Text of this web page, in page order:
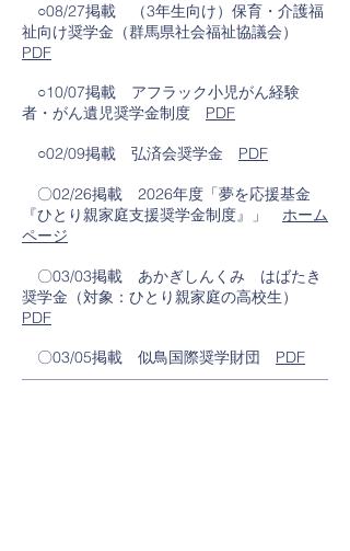
○08/27掲載 （3年生向け）保育・介護福
祉向け奨学金（群馬県社会福祉協議会）
PDF
​​ ○10/07掲載 アフラック小児がん経験
者・がん遺児奨学金制度 PDF
​ ○02/09掲載 弘済会奨学金 PDF
〇02/26掲載 2026年度「夢を応援基金
『ひとり親家庭支援奨学金制度』」 ホーム
ページ
〇03/03掲載 あかぎしんくみ はばたき
奨学金（対象：ひとり親家庭の高校生）
PDF
​ 〇03/05掲載 似鳥国際奨学財団 PDF